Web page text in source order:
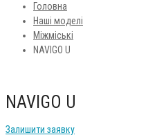
Головна
Наші моделі
Міжміські
NAVIGO U
NAVIGO U
Залишити заявку